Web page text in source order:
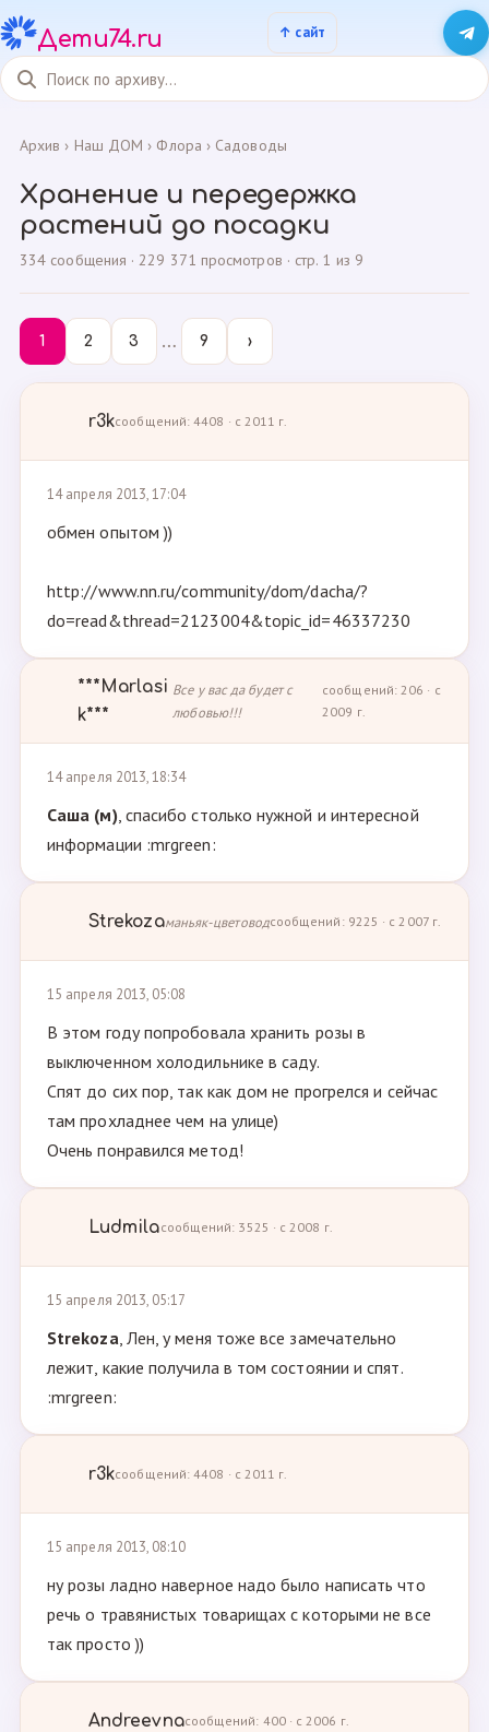
Дети74.ru
Архив › Наш ДОМ › Флора › Садоводы
Хранение и передержка
растений до посадки
334 сообщения · 229 371 просмотров · стр. 1 из 9
1 2 3 … 9 ›
r3kсообщений: 4408 · с 2011 г.
14 апреля 2013, 17:04
обмен опытом ))
http://www.nn.ru/community/dom/dacha/?
do=read&thread=2123004&topic_id=46337230
***Marlasi
k***
Все у вас да будет с
любовью!!!
сообщений: 206 · с
2009 г.
14 апреля 2013, 18:34
Саша (м), спасибо столько нужной и интересной
информации :mrgreen:
Strekozaманьяк-цветоводсообщений: 9225 · с 2007 г.
15 апреля 2013, 05:08
В этом году попробовала хранить розы в
выключенном холодильнике в саду.
Спят до сих пор, так как дом не прогрелся и сейчас
там прохладнее чем на улице)
Очень понравился метод!
Ludmilaсообщений: 3525 · с 2008 г.
15 апреля 2013, 05:17
Strekoza, Лен, у меня тоже все замечательно
лежит, какие получила в том состоянии и спят.
:mrgreen:
r3kсообщений: 4408 · с 2011 г.
15 апреля 2013, 08:10
ну розы ладно наверное надо было написать что
речь о травянистых товарищах с которыми не все
так просто ))
Andreevnaсообщений: 400 · с 2006 г.